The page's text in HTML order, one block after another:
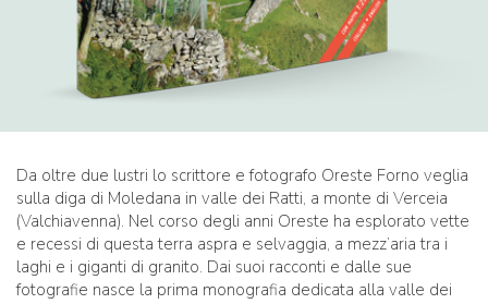
Da oltre due lustri lo scrittore e fotografo Oreste Forno veglia
sulla diga di Moledana in valle dei Ratti, a monte di Verceia
(Valchiavenna). Nel corso degli anni Oreste ha esplorato vette
e recessi di questa terra aspra e selvaggia, a mezz’aria tra i
laghi e i giganti di granito. Dai suoi racconti e dalle sue
fotografie nasce la prima monografia dedicata alla valle dei